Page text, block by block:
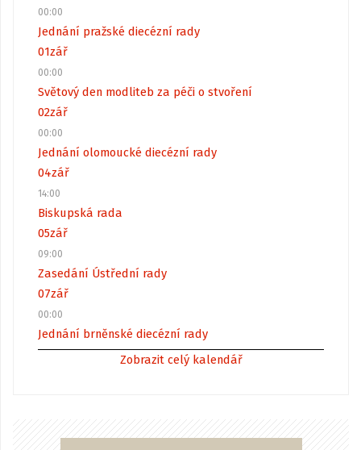
00:00
Jednání pražské diecézní rady
01zář
00:00
Světový den modliteb za péči o stvoření
02zář
00:00
Jednání olomoucké diecézní rady
04zář
14:00
Biskupská rada
05zář
09:00
Zasedání Ústřední rady
07zář
00:00
Jednání brněnské diecézní rady
Zobrazit celý kalendář